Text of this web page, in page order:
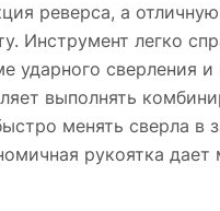
реверса, а
легко
ударного сверления
выполнять
менять сверла
рукоятка